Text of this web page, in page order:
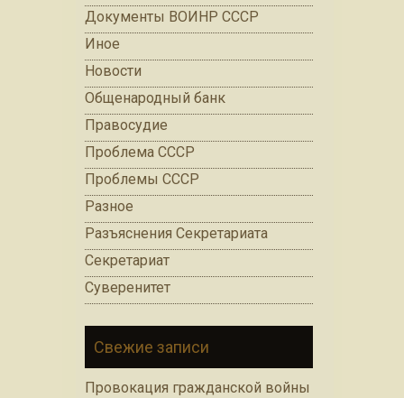
Документы ВОИНР СССР
Иное
Новости
Общенародный банк
Правосудие
Проблема СССР
Проблемы СССР
Разное
Разъяснения Секретариата
Секретариат
Суверенитет
Свежие записи
Провокация гражданской войны